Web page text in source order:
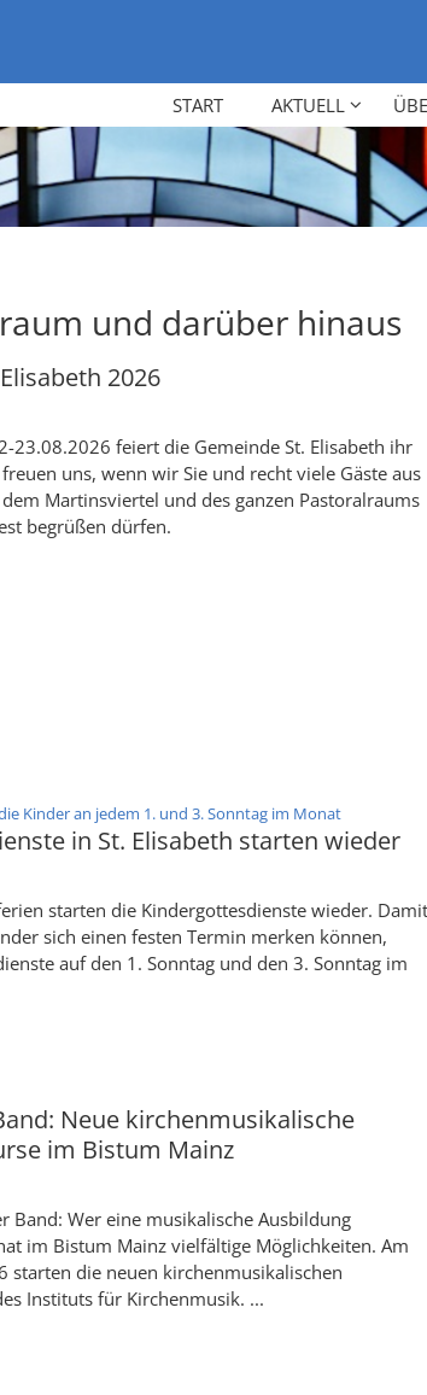
START AKTUELL
und darüber hinaus
2026
23.08.2026 feiert die Gemeinde St. Elisabeth ihr
uns, wenn wir Sie und recht viele Gäste aus
Martinsviertel und des ganzen Pastoralraums
begrüßen dürfen.
Kinder an jedem 1. und 3. Sonntag im Monat:
in St. Elisabeth starten wieder
starten die Kindergottesdienste wieder. Damit
sich einen festen Termin merken können,
auf den 1. Sonntag und den 3. Sonntag im
Neue kirchenmusikalische
im Bistum Mainz
Band: Wer eine musikalische Ausbildung
im Bistum Mainz vielfältige Möglichkeiten. Am
starten die neuen kirchenmusikalischen
Instituts für Kirchenmusik. ...